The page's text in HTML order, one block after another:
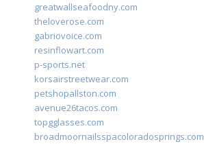
greatwallseafoodny.com
theloverose.com
gabriovoice.com
resinflowart.com
p-sports.net
korsairstreetwear.com
petshopallston.com
avenue26tacos.com
topgglasses.com
broadmoornailsspacoloradosprings.com